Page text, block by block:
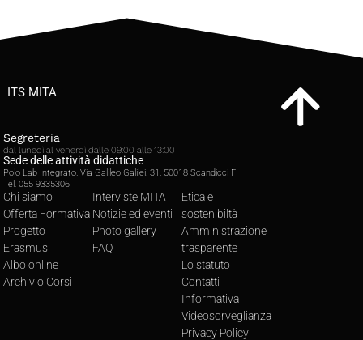
ITS MITA
Chi siamo
Offerta Formativa
Progetto
Erasmus
Albo online
Archivio Corsi
Interviste MITA
Notizie ed eventi
Photo gallery
FAQ
Etica e
sostenibiltà
Amministrazione
trasparente
Lo statuto
Contatti
Informativa
Videosorveglianza
Privacy Policy
Segreteria
dal lunedì al venerdì dalle 09:00 alle 13:00
Sede delle attività didattiche
Polo Lab Integrato, Via Galileo Galilei, 31, 50018 Scandicci FI
Tel. 055 9335306